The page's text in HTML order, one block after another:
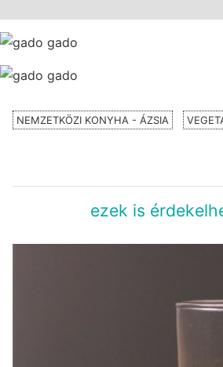
NEMZETKÖZI KONYHA - ÁZSIA
ezek is